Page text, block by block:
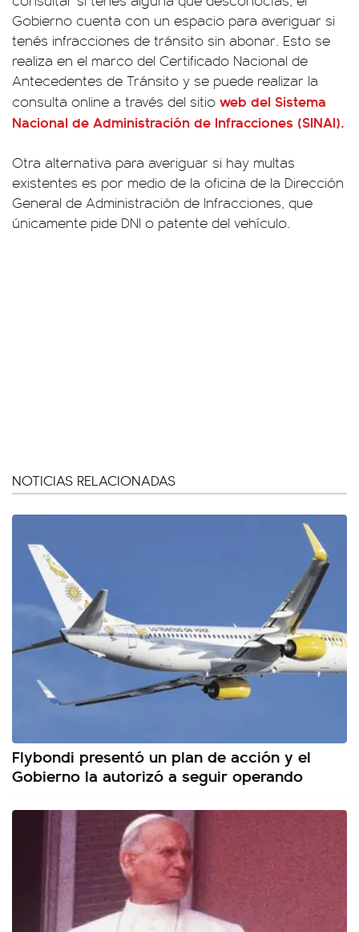
Gobierno cuenta con un espacio para averiguar si
tenés infracciones de tránsito sin abonar. Esto se
realiza en el marco del Certificado Nacional de
Antecedentes de Tránsito y se puede realizar la
consulta online a través del sitio web del Sistema
Nacional de Administración de Infracciones (SINAI).
Otra alternativa para averiguar si hay multas
existentes es por medio de la oficina de la Dirección
General de Administración de Infracciones, que
únicamente pide DNI o patente del vehículo.
NOTICIAS RELACIONADAS
Flybondi presentó un plan de acción y el
Gobierno la autorizó a seguir operando